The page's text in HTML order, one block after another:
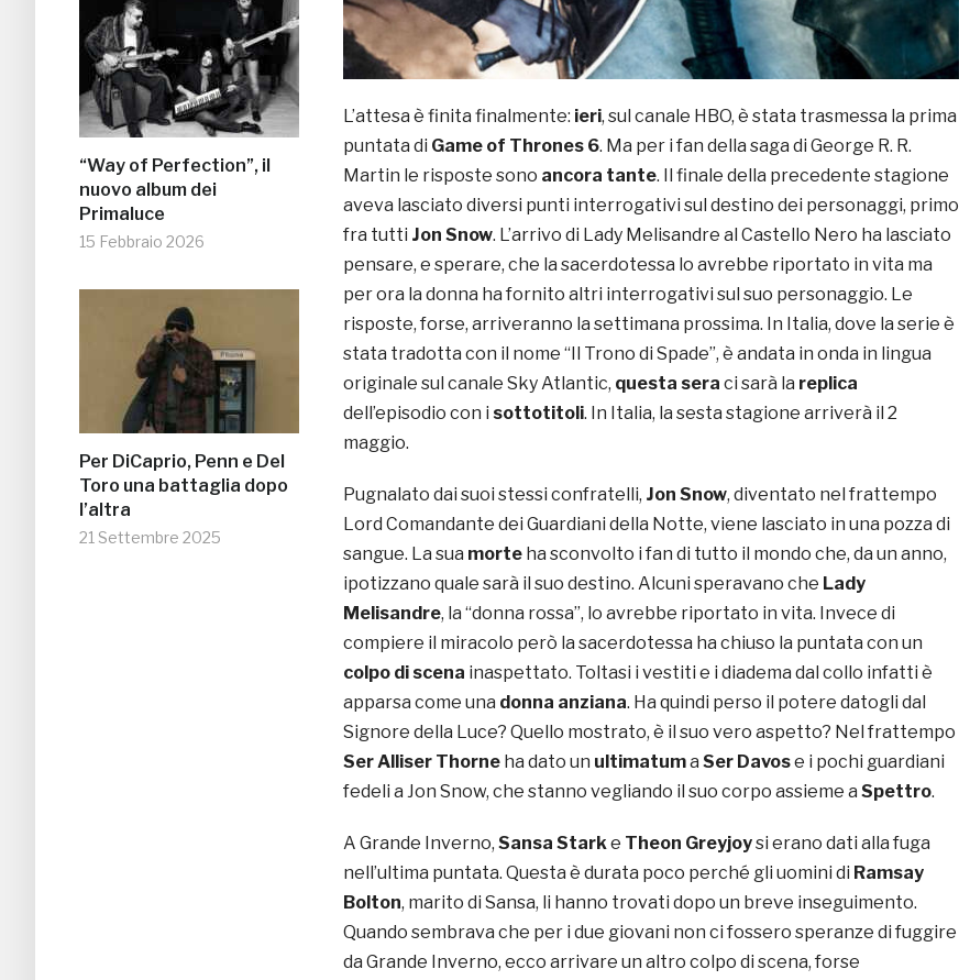
“Way of Perfection”, il
nuovo album dei
Primaluce
15 Febbraio 2026
Per DiCaprio, Penn e Del
Toro una battaglia dopo
l’altra
21 Settembre 2025
L’attesa è finita finalmente: ieri, sul canale HBO, è stata trasmessa la prima
puntata di Game of Thrones 6. Ma per i fan della saga di George R. R.
Martin le risposte sono ancora tante. Il finale della precedente stagione
aveva lasciato diversi punti interrogativi sul destino dei personaggi, primo
fra tutti Jon Snow. L’arrivo di Lady Melisandre al Castello Nero ha lasciato
pensare, e sperare, che la sacerdotessa lo avrebbe riportato in vita ma
per ora la donna ha fornito altri interrogativi sul suo personaggio. Le
risposte, forse, arriveranno la settimana prossima. In Italia, dove la serie è
stata tradotta con il nome “Il Trono di Spade”, è andata in onda in lingua
originale sul canale Sky Atlantic, questa sera ci sarà la replica
dell’episodio con i sottotitoli. In Italia, la sesta stagione arriverà il 2
maggio.
Pugnalato dai suoi stessi confratelli, Jon Snow, diventato nel frattempo
Lord Comandante dei Guardiani della Notte, viene lasciato in una pozza di
sangue. La sua morte ha sconvolto i fan di tutto il mondo che, da un anno,
ipotizzano quale sarà il suo destino. Alcuni speravano che Lady
Melisandre, la “donna rossa”, lo avrebbe riportato in vita. Invece di
compiere il miracolo però la sacerdotessa ha chiuso la puntata con un
colpo di scena inaspettato. Toltasi i vestiti e i diadema dal collo infatti è
apparsa come una donna anziana. Ha quindi perso il potere datogli dal
Signore della Luce? Quello mostrato, è il suo vero aspetto? Nel frattempo
Ser Alliser Thorne ha dato un ultimatuma Ser Davose i pochi guardiani
fedeli a Jon Snow, che stanno vegliando il suo corpo assieme a Spettro.
A Grande Inverno, Sansa Starke Theon Greyjoysi erano dati alla fuga
nell’ultima puntata. Questa è durata poco perché gli uomini di Ramsay
Bolton, marito di Sansa, li hanno trovati dopo un breve inseguimento.
Quando sembrava che per i due giovani non ci fossero speranze di fuggire
da Grande Inverno, ecco arrivare un altro colpo di scena, forse